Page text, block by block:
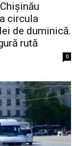
circula
de duminică.
rută
0